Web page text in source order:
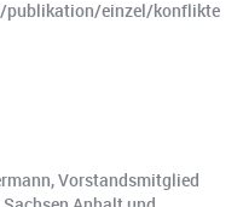
publikation/einzel/konflikte
Vorstandsmitglied